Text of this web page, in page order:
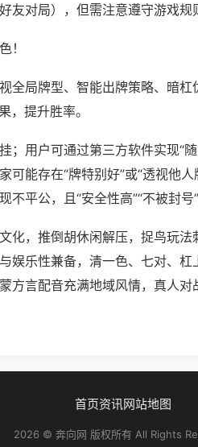
友对局），但需注意遵守游戏规
！
全局牌型、智能出牌策略、暗
，提升胜率。
；用户可通过第三方软件实现“
可能存在“牌特别好”或“透视他
平公，且“安全性高”“不被封号”
化，推倒胡休闲解压，捉鸟玩
娱乐性兼备，清一色、七对、
方言配音充满地域风情，真人
首页资讯网站地图
2026 © 奔向网 版权所有 All Rights